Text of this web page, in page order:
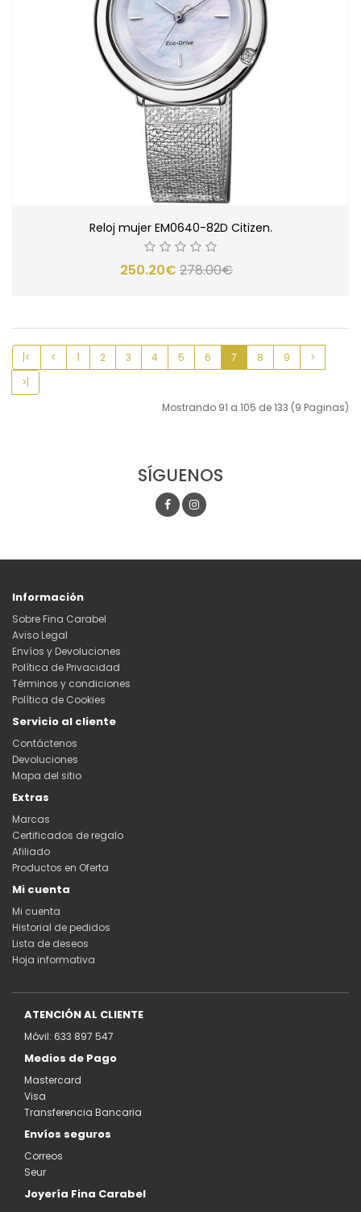
Reloj mujer EM0640-82D Citizen.
250.20€ 278.00€
|< < 1 2 3 4 5 6 7 8 9
>
>|
Mostrando 91 a 105 de 133 (9 Paginas)
SÍGUENOS
Información
Sobre Fina Carabel
Aviso Legal
Envíos y Devoluciones
Política de Privacidad
Términos y condiciones
Política de Cookies
Servicio al cliente
Contáctenos
Devoluciones
Mapa del sitio
Extras
Marcas
Certificados de regalo
Afiliado
Productos en Oferta
Mi cuenta
Mi cuenta
Historial de pedidos
Lista de deseos
Hoja informativa
ATENCIÓN AL CLIENTE
Móvil: 633 897 547
Medios de Pago
Mastercard
Visa
Transferencia Bancaria
Envíos seguros
Correos
Seur
Joyería Fina Carabel